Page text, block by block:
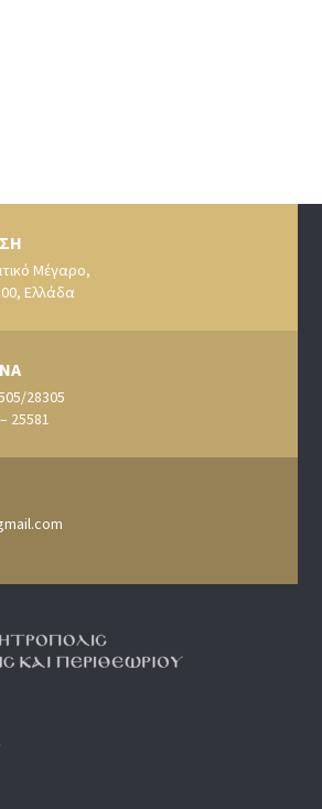
Μέγαρο,
Ελλάδα
28305
25581